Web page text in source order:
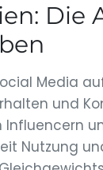
Social
und
Influencern
Nutzung